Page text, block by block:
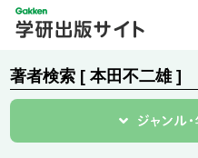
著者検索 [ 本田不二雄 ]